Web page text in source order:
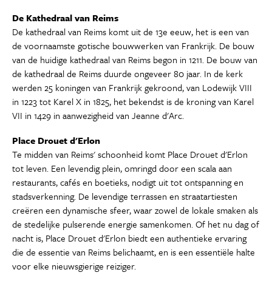
De Kathedraal van Reims
De kathedraal van Reims komt uit de 13e eeuw, het is een van
de voornaamste gotische bouwwerken van Frankrijk. De bouw
van de huidige kathedraal van Reims begon in 1211. De bouw van
de kathedraal de Reims duurde ongeveer 80 jaar. In de kerk
werden 25 koningen van Frankrijk gekroond, van Lodewijk VIII
in 1223 tot Karel X in 1825, het bekendst is de kroning van Karel
VII in 1429 in aanwezigheid van Jeanne d'Arc.
Place Drouet d'Erlon
Te midden van Reims' schoonheid komt Place Drouet d'Erlon
tot leven. Een levendig plein, omringd door een scala aan
restaurants, cafés en boetieks, nodigt uit tot ontspanning en
stadsverkenning. De levendige terrassen en straatartiesten
creëren een dynamische sfeer, waar zowel de lokale smaken als
de stedelijke pulserende energie samenkomen. Of het nu dag of
nacht is, Place Drouet d'Erlon biedt een authentieke ervaring
die de essentie van Reims belichaamt, en is een essentiële halte
voor elke nieuwsgierige reiziger.